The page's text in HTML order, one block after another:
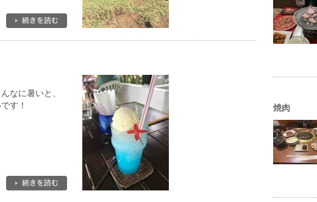
なに暑いと、
す！
焼肉